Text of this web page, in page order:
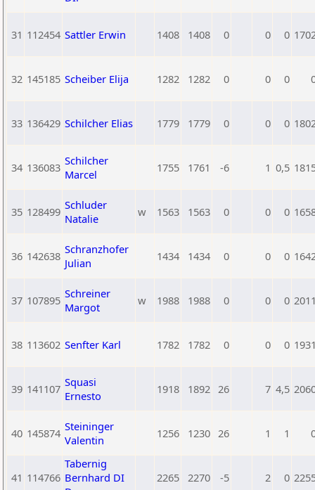
31 112454 Sattler Erwin 1408 1408 0 0 0
32 145185 Scheiber Elija 1282 1282 0 0 0
33 136429 Schilcher Elias 1779 1779 0 0 0
34 136083 Schilcher
Marcel
1755 1761 -6 1 0,5
35 128499 Schluder
Natalie
w 1563 1563 0 0 0
36 142638 Schranzhofer
Julian
1434 1434 0 0 0
37 107895 Schreiner
Margot
w 1988 1988 0 0 0
38 113602 Senfter Karl 1782 1782 0 0 0
39 141107 Squasi
Ernesto
1918 1892 26 7 4,5
40 145874 Steininger
Valentin
1256 1230 26 1 1
41 114766
Tabernig
Bernhard DI
2265 2270 -5 2 0